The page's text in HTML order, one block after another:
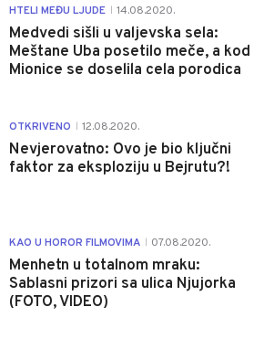
HTELI MEĐU LJUDE 14.08.2020.
Medvedi sišli u valjevska sela:
Meštane Uba posetilo meče, a kod
Mionice se doselila cela porodica
OTKRIVENO 12.08.2020.
Nevjerovatno: Ovo je bio ključni
faktor za eksploziju u Bejrutu?!
KAO U HOROR FILMOVIMA 07.08.2020.
Menhetn u totalnom mraku:
Sablasni prizori sa ulica Njujorka
(FOTO, VIDEO)